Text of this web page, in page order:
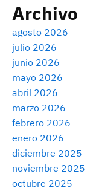
Archivo
agosto 2026
julio 2026
junio 2026
mayo 2026
abril 2026
marzo 2026
febrero 2026
enero 2026
diciembre 2025
noviembre 2025
octubre 2025